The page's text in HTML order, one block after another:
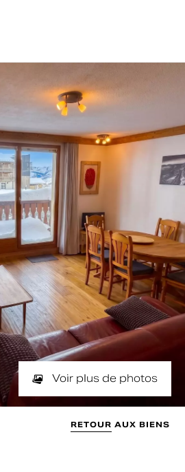
BIEN
BUDGET
Max
DE PIÈCES
Max
SOUHAITÉE
Max
Voir plus de photos
RETOUR AUX BIENS